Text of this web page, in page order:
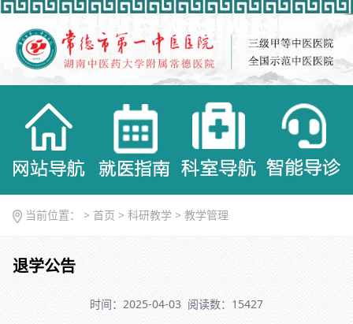
当前位置： > 首页 > 科研教学 > 教学管理
退学公告
时间：2025-04-03 阅读数：15427